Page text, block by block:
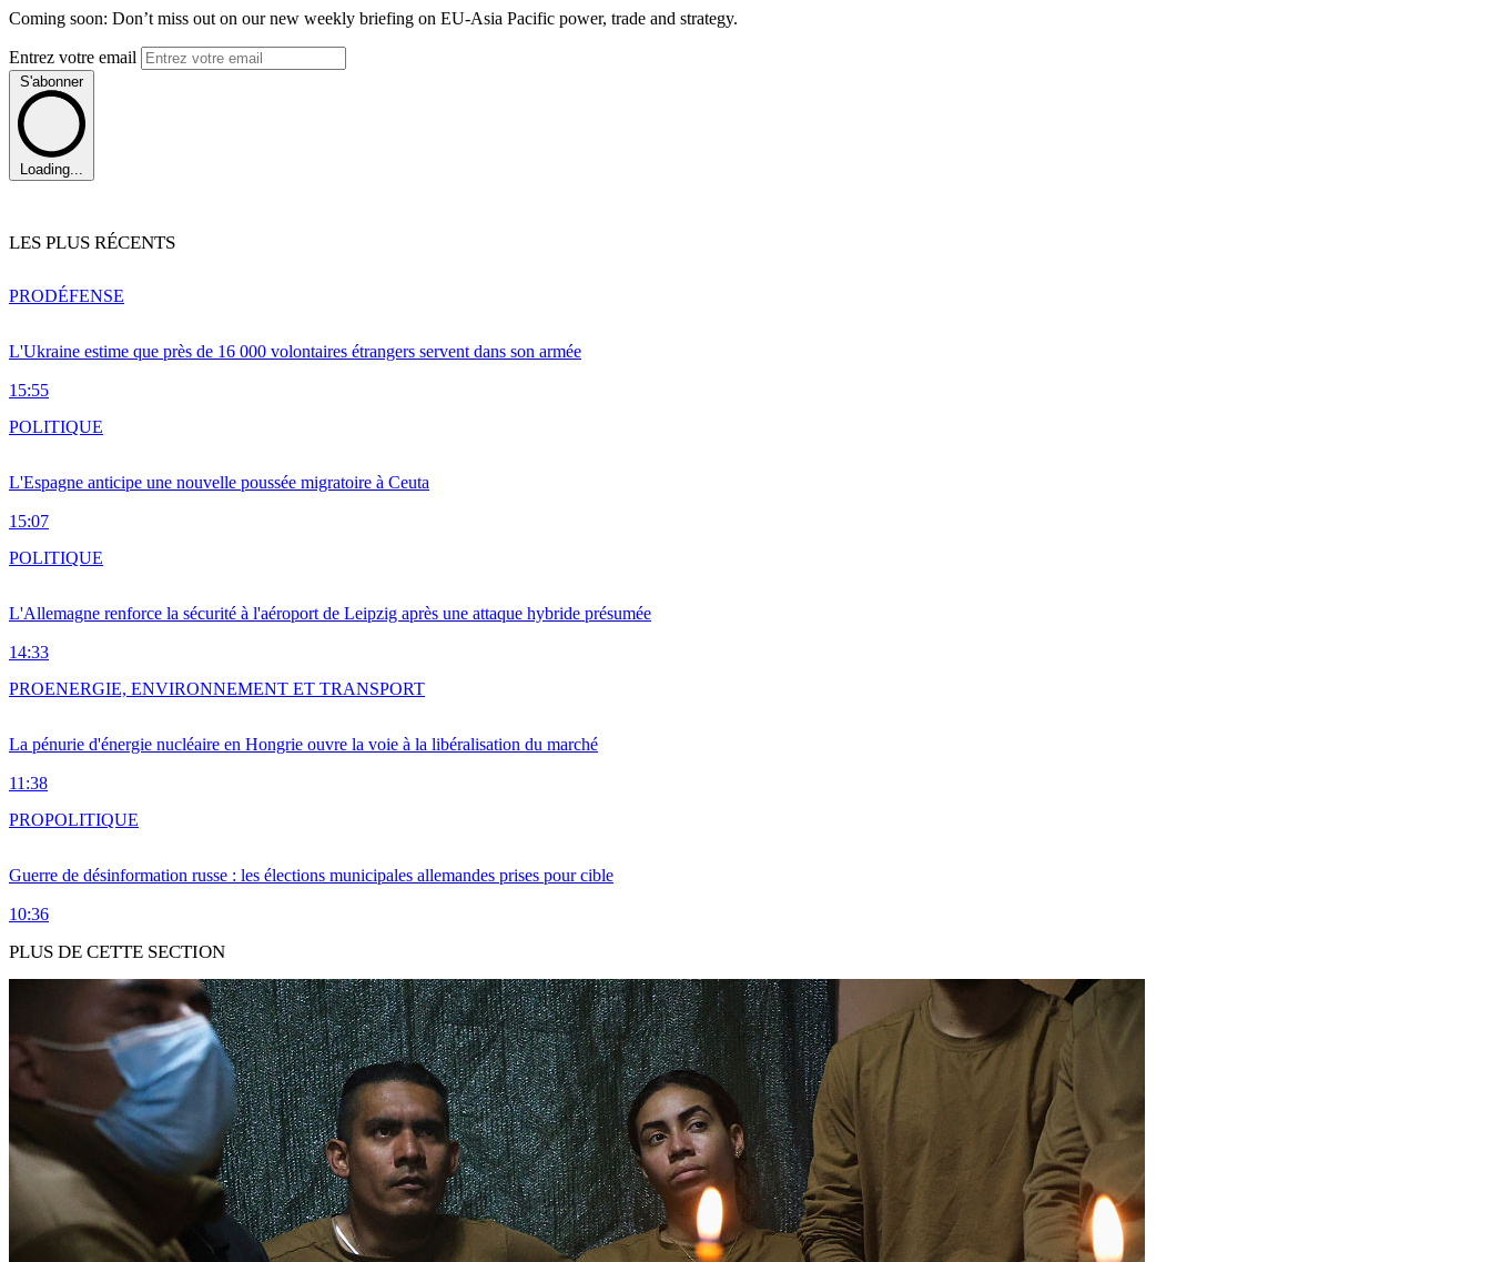
Coming soon: Don’t miss out on our new weekly briefing on EU-Asia Pacific power, trade and strategy.
Entrez votre email
S'abonner
Loading...
LES PLUS RÉCENTS
L'Ukraine estime que près de 16 000 volontaires étrangers servent dans son armée
15:55
PRODÉFENSE
L'Espagne anticipe une nouvelle poussée migratoire à Ceuta
15:07
POLITIQUE
L'Allemagne renforce la sécurité à l'aéroport de Leipzig après une attaque hybride présumée
14:33
POLITIQUE
La pénurie d'énergie nucléaire en Hongrie ouvre la voie à la libéralisation du marché
11:38
PROENERGIE, ENVIRONNEMENT ET TRANSPORT
Guerre de désinformation russe : les élections municipales allemandes prises pour cible
10:36
PROPOLITIQUE
PLUS DE CETTE SECTION